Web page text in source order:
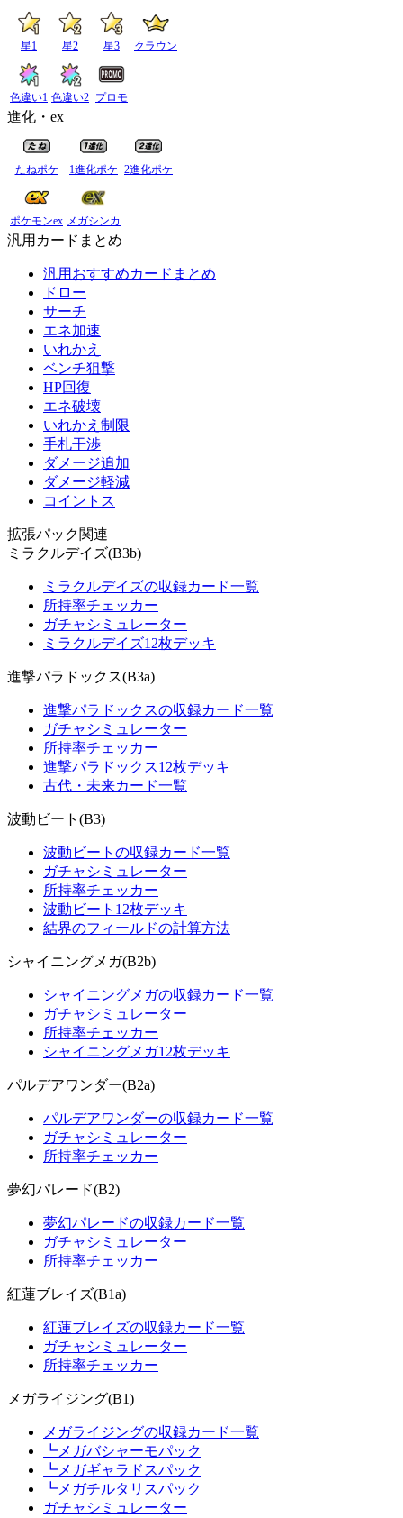
星1 星2 星3 クラウン
色違い1 色違い2 プロモ
進化・ex
たねポケ 1進化ポケ 2進化ポケ
ポケモンex メガシンカ
汎用カードまとめ
汎用おすすめカードまとめ
ドロー
サーチ
エネ加速
いれかえ
ベンチ狙撃
HP回復
エネ破壊
いれかえ制限
手札干渉
ダメージ追加
ダメージ軽減
コイントス
拡張パック関連
ミラクルデイズ(B3b)
ミラクルデイズの収録カード一覧
所持率チェッカー
ガチャシミュレーター
ミラクルデイズ12枚デッキ
進撃パラドックス(B3a)
進撃パラドックスの収録カード一覧
ガチャシミュレーター
所持率チェッカー
進撃パラドックス12枚デッキ
古代・未来カード一覧
波動ビート(B3)
波動ビートの収録カード一覧
ガチャシミュレーター
所持率チェッカー
波動ビート12枚デッキ
結界のフィールドの計算方法
シャイニングメガ(B2b)
シャイニングメガの収録カード一覧
ガチャシミュレーター
所持率チェッカー
シャイニングメガ12枚デッキ
パルデアワンダー(B2a)
パルデアワンダーの収録カード一覧
ガチャシミュレーター
所持率チェッカー
夢幻パレード(B2)
夢幻パレードの収録カード一覧
ガチャシミュレーター
所持率チェッカー
紅蓮ブレイズ(B1a)
紅蓮ブレイズの収録カード一覧
ガチャシミュレーター
所持率チェッカー
メガライジング(B1)
メガライジングの収録カード一覧
┗メガバシャーモパック
┗メガギャラドスパック
┗メガチルタリスパック
ガチャシミュレーター